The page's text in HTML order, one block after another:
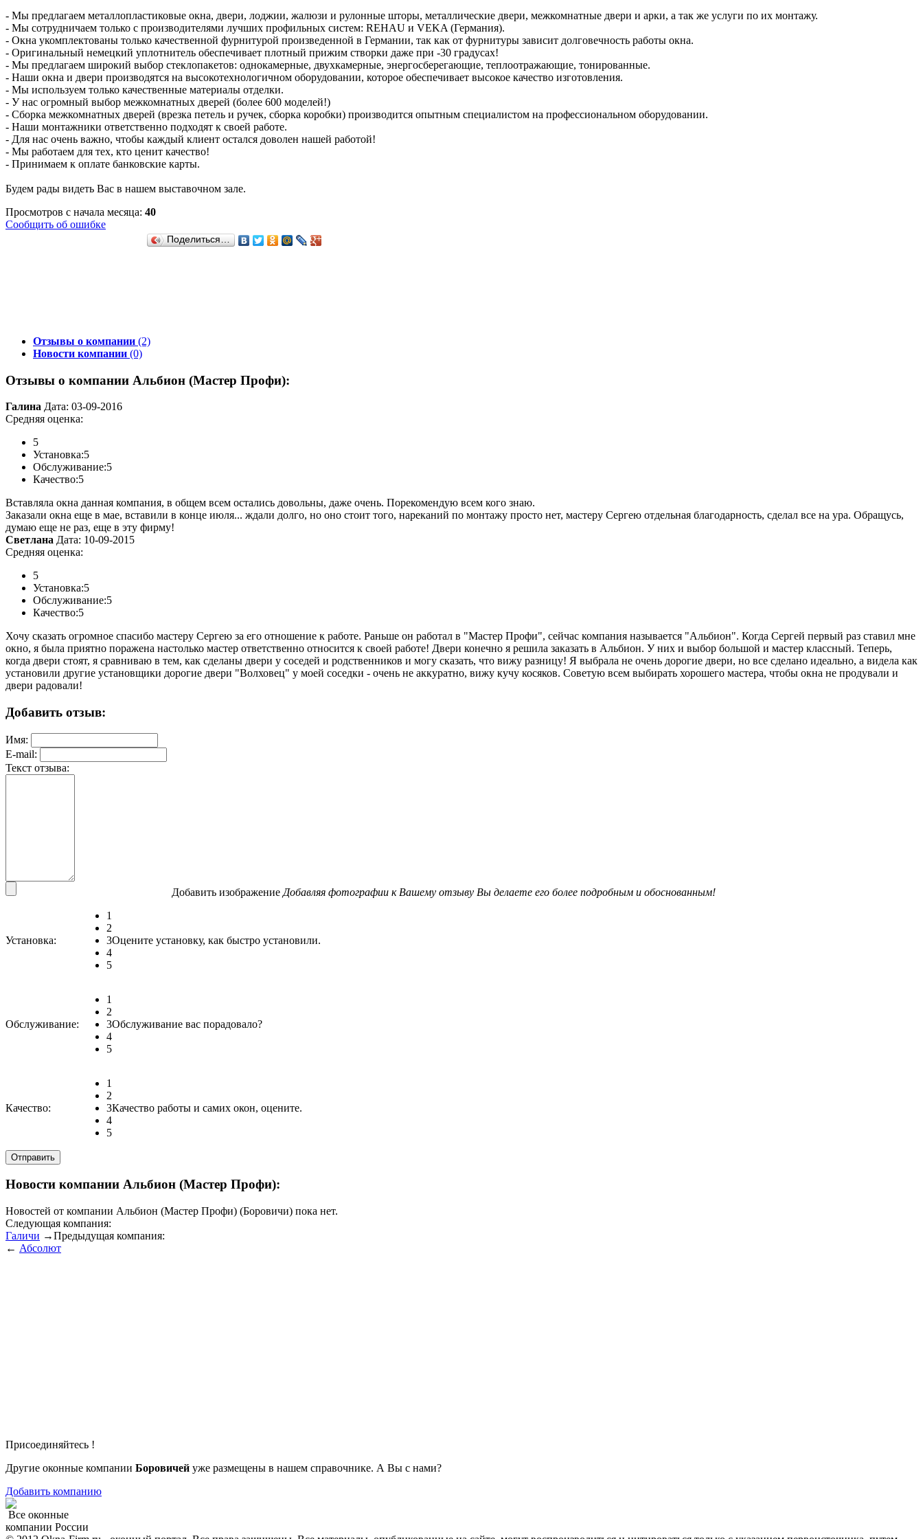
- Мы предлагаем металлопластиковые окна, двери, лоджии, жалюзи и рулонные шторы, металлические двери, межкомнатные двери и арки, а так же услуги по их монтажу.
- Мы сотрудничаем только с производителями лучших профильных систем: REHAU и VEKA (Германия).
- Окна укомплектованы только качественной фурнитурой произведенной в Германии, так как от фурнитуры зависит долговечность работы окна.
- Оригинальный немецкий уплотнитель обеспечивает плотный прижим створки даже при -30 градусах!
- Мы предлагаем широкий выбор стеклопакетов: однокамерные, двухкамерные, энергосберегающие, теплоотражающие, тонированные.
- Наши окна и двери производятся на высокотехнологичном оборудовании, которое обеспечивает высокое качество изготовления.
- Мы используем только качественные материалы отделки.
- У нас огромный выбор межкомнатных дверей (более 600 моделей!)
- Сборка межкомнатных дверей (врезка петель и ручек, сборка коробки) производится опытным специалистом на профессиональном оборудовании.
- Наши монтажники ответственно подходят к своей работе.
- Для нас очень важно, чтобы каждый клиент остался доволен нашей работой!
- Мы работаем для тех, кто ценит качество!
- Принимаем к оплате банковские карты.
Будем рады видеть Вас в нашем выставочном зале.
Просмотров с начала месяца: 40
Сообщить об ошибке
Поделиться…
Отзывы о компании (2)
Новости компании (0)
Отзывы о компании Альбион (Мастер Профи):
Галина Дата: 03-09-2016
Средняя оценка:
5
Установка:5
Обслуживание:5
Качество:5
Вставляла окна данная компания, в общем всем остались довольны, даже очень. Порекомендую всем кого знаю.
Заказали окна еще в мае, вставили в конце июля... ждали долго, но оно стоит того, нареканий по монтажу просто нет, мастеру Сергею отдельная благодарность, сделал все на ура. Обращусь,
думаю еще не раз, еще в эту фирму!
Светлана Дата: 10-09-2015
Средняя оценка:
5
Установка:5
Обслуживание:5
Качество:5
Хочу сказать огромное спасибо мастеру Сергею за его отношение к работе. Раньше он работал в "Мастер Профи", сейчас компания называется "Альбион". Когда Сергей первый раз ставил мне
окно, я была приятно поражена настолько мастер ответственно относится к своей работе! Двери конечно я решила заказать в Альбион. У них и выбор большой и мастер классный. Теперь,
когда двери стоят, я сравниваю в тем, как сделаны двери у соседей и родственников и могу сказать, что вижу разницу! Я выбрала не очень дорогие двери, но все сделано идеально, а видела как
установили другие установщики дорогие двери "Волховец" у моей соседки - очень не аккуратно, вижу кучу косяков. Советую всем выбирать хорошего мастера, чтобы окна не продували и
двери радовали!
Добавить отзыв:
Имя:
E-mail:
Текст отзыва:
Добавить изображение Добавляя фотографии к Вашему отзыву Вы делаете его более подробным и обоснованным!
Установка:
1
2
3
4
5
Оцените установку, как быстро установили.
Обслуживание:
1
2
3
4
5
Обслуживание вас порадовало?
Качество:
1
2
3
4
5
Качество работы и самих окон, оцените.
Новости компании Альбион (Мастер Профи):
Новостей от компании Альбион (Мастер Профи) (Боровичи) пока нет.
Следующая компания:
Галичи →Предыдущая компания:
← Абсолют
Присоединяйтесь !
Другие оконные компании Боровичей уже размещены в нашем справочнике. А Вы с нами?
Добавить компанию
Все оконные
компании России